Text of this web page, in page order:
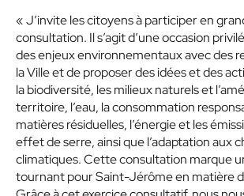
« J’invite les citoyens à participer en
consultation. Il s’agit d’une occasion
des enjeux environnementaux avec des
la Ville et de proposer des idées et des
la biodiversité, les milieux naturels et
territoire, l’eau, la consommation
matières résiduelles, l’énergie et les
effet de serre, ainsi que l’adaptation aux
climatiques. Cette consultation marque
tournant pour Saint-Jérôme en matière